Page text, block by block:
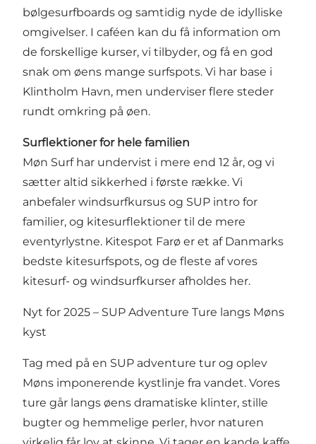
bølgesurfboards og samtidig nyde de idylliske
omgivelser. I caféen kan du få information om
de forskellige kurser, vi tilbyder, og få en god
snak om øens mange surfspots. Vi har base i
Klintholm Havn, men underviser flere steder
rundt omkring på øen.
Surflektioner for hele familien
Møn Surf har undervist i mere end 12 år, og vi
sætter altid sikkerhed i første række. Vi
anbefaler windsurfkursus og SUP intro for
familier, og kitesurflektioner til de mere
eventyrlystne. Kitespot Farø er et af Danmarks
bedste kitesurfspots, og de fleste af vores
kitesurf- og windsurfkurser afholdes her.
Nyt for 2025 – SUP Adventure Ture langs Møns
kyst
Tag med på en SUP adventure tur og oplev
Møns imponerende kystlinje fra vandet. Vores
ture går langs øens dramatiske klinter, stille
bugter og hemmelige perler, hvor naturen